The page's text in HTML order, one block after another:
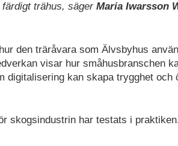
trähus, säger Maria Iwarsson
den träråvara som Älvsbyhus
visar hur småhusbranschen
digitalisering kan skapa trygghet och
skogsindustrin har testats i